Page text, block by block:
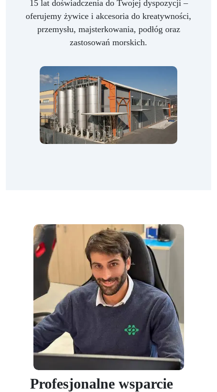
15 lat doświadczenia do Twojej dyspozycji –
oferujemy żywice i akcesoria do kreatywności,
przemysłu, majsterkowania, podłóg oraz
zastosowań morskich.
Profesjonalne wsparcie